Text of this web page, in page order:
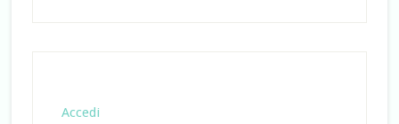
Accedi